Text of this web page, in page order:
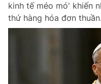
kinh tế méo mó' khiến
thứ hàng hóa đơn thuần.